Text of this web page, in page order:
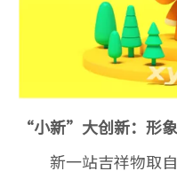
“小新”大创新：形
新一站吉祥物取